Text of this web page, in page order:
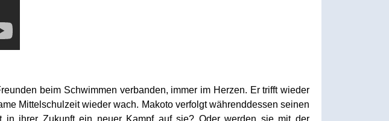
beim Schwimmen verbanden, immer im Herzen. Er trifft wieder
Mittelschulzeit wieder wach. Makoto verfolgt währenddessen seinen
in ihrer Zukunft ein neuer Kampf auf sie? Oder werden sie mit der